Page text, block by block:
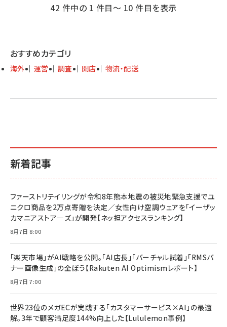
ジ
42 件中の 1 件目～ 10 件目を表示
おすすめカテゴリ
海外 運営 調査 開店 物流・配送
新着記事
ファーストリテイリングが令和8年熊本地震の被災地緊急支援でユ
ニクロ商品を2万点寄贈を決定／女性向け空調ウェアを「イーザッ
カマニアストア―ズ」が開発【ネッ担アクセスランキング】
8月7日 8:00
「楽天市場」がAI戦略を公開。「AI店長」「バーチャル試着」「RMSバ
ナー画像生成」の全ぼう【Rakuten AI Optimismレポート】
8月7日 7:00
世界23位のメガECが実践する「カスタマーサービス×AI」の最適
解。3年で顧客満足度144%向上した【Lululemon事例】